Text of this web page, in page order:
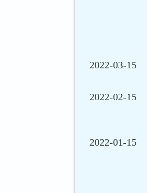
2022-03-15
2022-02-15
2022-01-15